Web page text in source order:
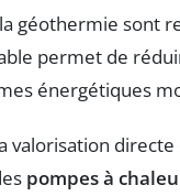
géothermie sont
permet de
énergétiques
pompes à